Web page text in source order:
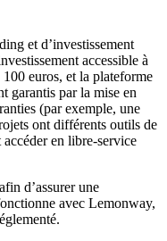
et d’investissement
accessible à
euros, et la plateforme
garantis par la mise en
(par exemple, une
ont différents outils de
en libre-service
d’assurer une
avec Lemonway,